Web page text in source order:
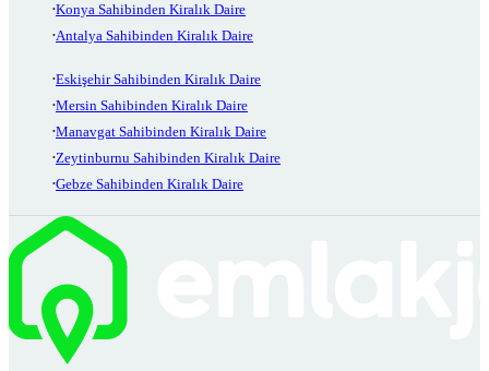
Konya Sahibinden Kiralık Daire
Antalya Sahibinden Kiralık Daire
Eskişehir Sahibinden Kiralık Daire
Mersin Sahibinden Kiralık Daire
Manavgat Sahibinden Kiralık Daire
Zeytinburnu Sahibinden Kiralık Daire
Gebze Sahibinden Kiralık Daire